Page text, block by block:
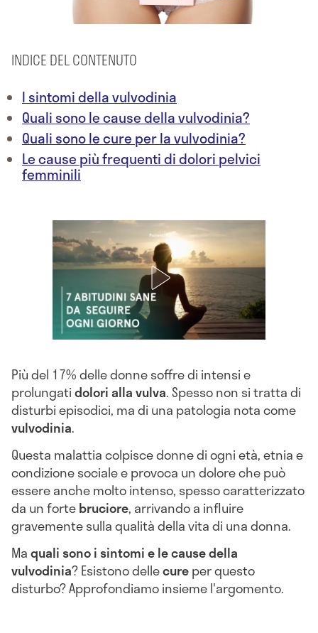
INDICE DEL CONTENUTO
I sintomi della vulvodinia
Quali sono le cause della vulvodinia?
Quali sono le cure per la vulvodinia?
Le cause più frequenti di dolori pelvici
femminili
Più del 17% delle donne soffre di intensi e
prolungatidolori alla vulva. Spesso non si tratta di
disturbi episodici, ma di una patologia nota come
vulvodinia.
Questa malattia colpisce donne di ogni età, etnia e
condizione sociale e provoca un dolore che può
essere anche molto intenso, spesso caratterizzato
da un fortebruciore, arrivando a influire
gravemente sulla qualità della vita di una donna.
Maquali sono i sintomi e le cause della
vulvodinia? Esistono dellecureper questo
disturbo? Approfondiamo insieme l'argomento.